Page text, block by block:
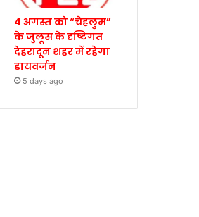
4 अगस्त को “चेहलुम”
के जुलूस के दृष्टिगत
देहरादून शहर में रहेगा
डायवर्जन
5 days ago